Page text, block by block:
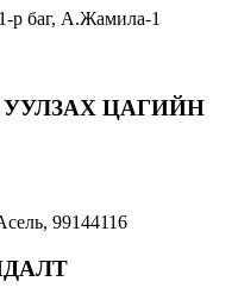
р баг, А.Жамила-1
ЦАГИЙН
99144116